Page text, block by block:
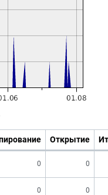
Открытие
0 0
0 0